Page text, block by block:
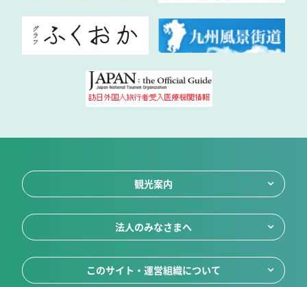
観光案内
法人のみなさまへ
このサイト・運営組織について